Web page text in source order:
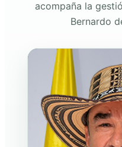
acompaña la
Bernardo